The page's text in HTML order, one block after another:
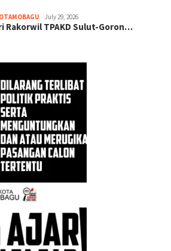
July 29, 2026
Rakorwil TPAKD Sulut-Goron…